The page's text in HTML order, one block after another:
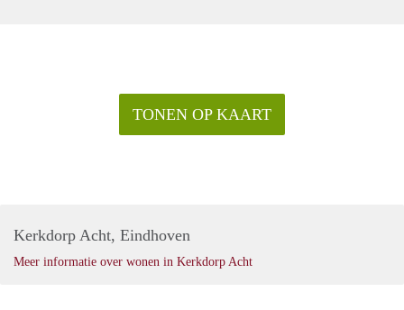
TONEN OP KAART
Kerkdorp Acht, Eindhoven
Meer informatie over wonen in Kerkdorp Acht